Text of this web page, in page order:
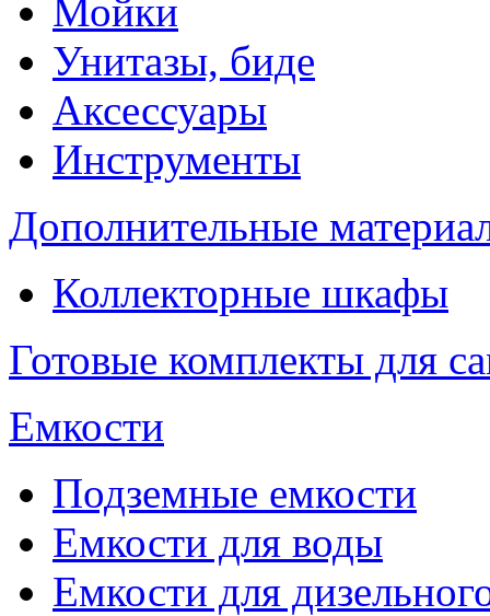
Мойки
Унитазы, биде
Аксессуары
Инструменты
Дополнительные
Коллекторные шкафы
Готовые комплекты для
Емкости
Подземные емкости
Емкости для воды
Емкости для